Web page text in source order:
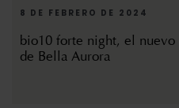
8 DE FEBRERO DE 2024
bio10 forte night, el
de Bella Aurora